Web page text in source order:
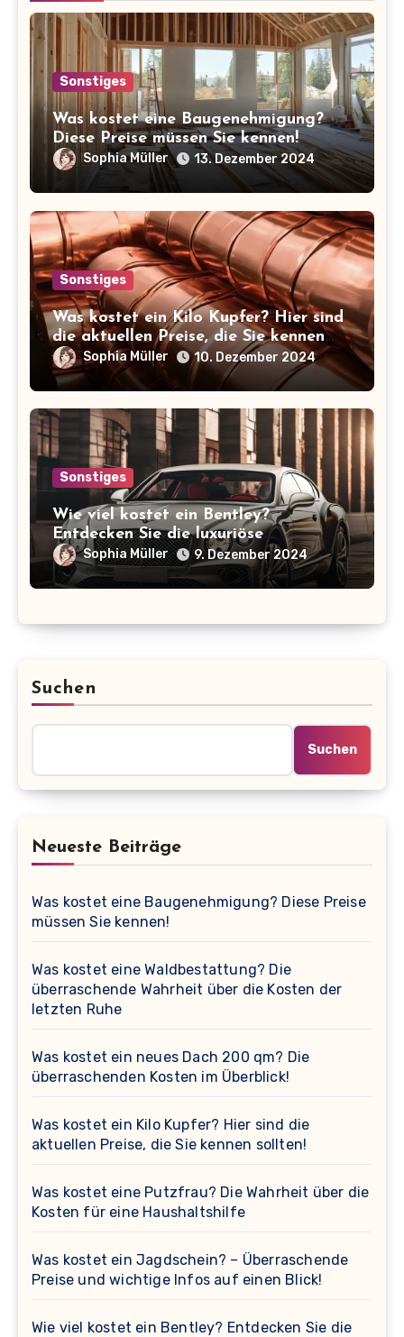
Sonstiges
Was kostet eine Baugenehmigung?
Diese Preise müssen Sie kennen!
Sophia Müller 13. Dezember 2024
Sonstiges
Was kostet ein Kilo Kupfer? Hier sind
die aktuellen Preise, die Sie kennen
sollten!Sophia Müller 10. Dezember 2024
Sonstiges
Wie viel kostet ein Bentley?
Entdecken Sie die luxuriöse
Preisspanne der ikonischen Marke!
Sophia Müller 9. Dezember 2024
Suchen
Suchen
Neueste Beiträge
Was kostet eine Baugenehmigung? Diese Preise
müssen Sie kennen!
Was kostet eine Waldbestattung? Die
überraschende Wahrheit über die Kosten der
letzten Ruhe
Was kostet ein neues Dach 200 qm? Die
überraschenden Kosten im Überblick!
Was kostet ein Kilo Kupfer? Hier sind die
aktuellen Preise, die Sie kennen sollten!
Was kostet eine Putzfrau? Die Wahrheit über die
Kosten für eine Haushaltshilfe
Was kostet ein Jagdschein? – Überraschende
Preise und wichtige Infos auf einen Blick!
Wie viel kostet ein Bentley? Entdecken Sie die